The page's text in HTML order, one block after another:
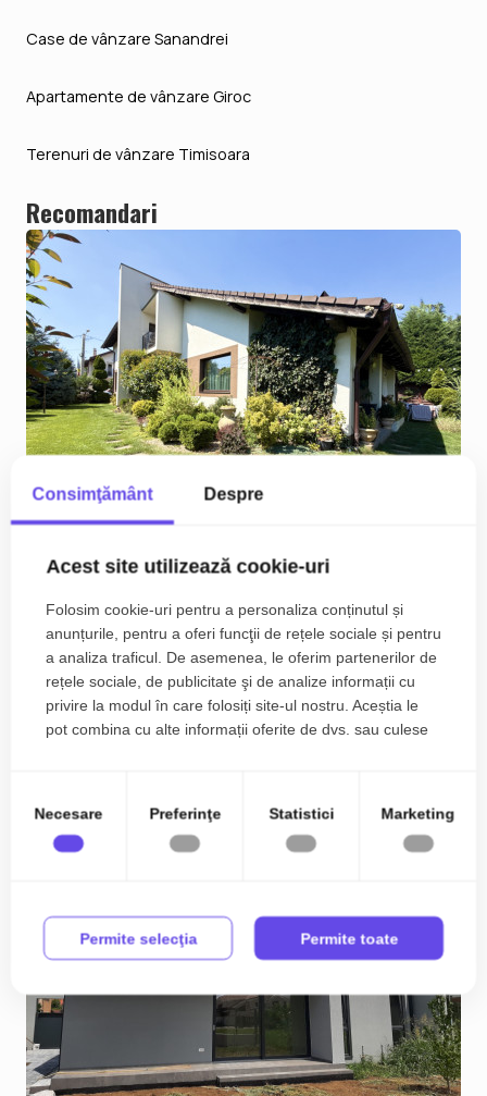
Case de vânzare Sanandrei
Apartamente de vânzare Giroc
Terenuri de vânzare Timisoara
Recomandari
COMISION 0% | 5 camere | 160 mp utili | 617 mp
Nord 399.990€
5 3 160.30 m
Consimţământ Despre
Acest site utilizează cookie-uri
Folosim cookie-uri pentru a personaliza conținutul și
anunțurile, pentru a oferi funcţii de rețele sociale și pentru
a analiza traficul. De asemenea, le oferim partenerilor de
rețele sociale, de publicitate şi de analize informații cu
privire la modul în care folosiți site-ul nostru. Aceștia le
pot combina cu alte informații oferite de dvs. sau culese
Necesare Preferinţe Statistici Marketing
Permite selecţia Permite toate